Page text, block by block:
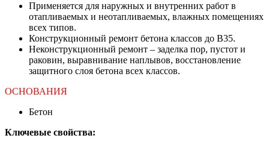
Применяется для наружных и внутренних работ в
отапливаемых и неотапливаемых, влажных помещениях
всех типов.
Конструкционный ремонт бетона классов до В35.
Неконструкционный ремонт – заделка пор, пустот и
раковин, выравнивание наплывов, восстановление
защитного слоя бетона всех классов.
ОСНОВАНИЯ
Бетон
Ключевые свойства: